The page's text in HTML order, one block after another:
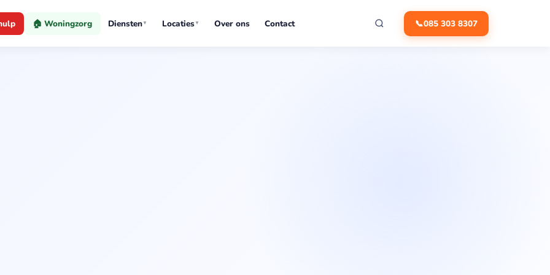
🏠 Woningzorg Diensten▼ Locaties▼ Over ons Contact 📞085 303 8307